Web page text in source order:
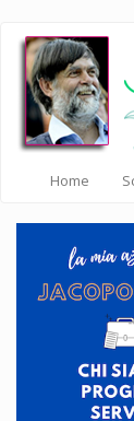
Salta
contenuto
principale
Home